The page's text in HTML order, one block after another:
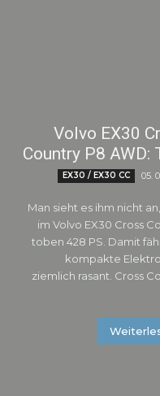
Volvo EX30
Country P8 AWD:
EX30 / EX30 CC 05.
Man sieht es ihm nicht
im Volvo EX30 Cross
toben 428 PS. Damit
kompakte
ziemlich rasant. Cross Country